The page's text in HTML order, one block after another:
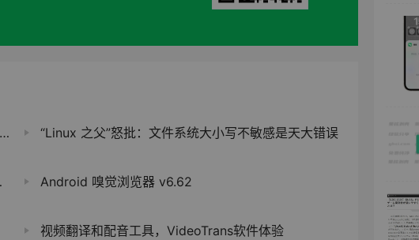
“Linux 之父”怒批：文件系统大小写不敏感是天大错误
Android 嗅觉浏览器 v6.62
视频翻译和配音工具，VideoTrans软件体验